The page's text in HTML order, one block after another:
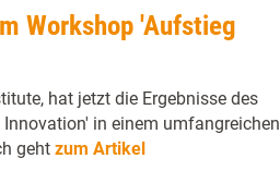
Workshop 'Aufstieg
hat jetzt die Ergebnisse des
in einem umfangreichen
geht zum Artikel